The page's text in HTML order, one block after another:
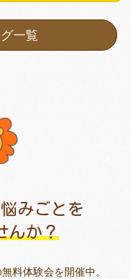
一覧
みごとを
んか？
料体験会を開催中。